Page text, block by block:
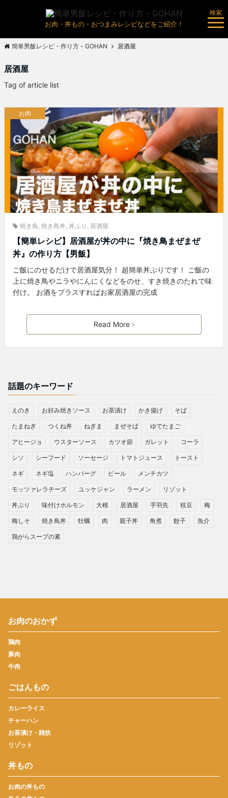
お肉・丼もの・おつまみレシピなどをご紹介！
検索
簡単男飯レシピ・作り方 - GOHAN 居酒屋
居酒屋
Tag of article list
お肉
焼き鳥, 焼き鳥丼, 丼ぶり , 居酒屋
【簡単レシピ】居酒屋が丼の中に『焼き鳥まぜまぜ
丼』の作り方【男飯】
ご飯にのせるだけで居酒屋気分！ 超簡単丼ぶりです！ ご飯の
上に焼き鳥やニラやにんにくなどをのせ、すき焼きのたれで味
付け。 お酒をプラスすればお家居酒屋の完成
Read More
話題のキーワード
えのき お好み焼きソース お茶漬け かき揚げ そば
たまねぎ つくね丼 ねぎま まぜそば ゆでたまご
アヒージョ ウスターソース カツオ節 ガレット コーラ
シソ シーフード ソーセージ トマトジュース トースト
ネギ ネギ塩 ハンバーグ ビール メンチカツ
モッツァレラチーズ ユッケジャン ラーメン リゾット
丼ぶり 味付けホルモン 大根 居酒屋 手羽先 枝豆 梅
梅しそ 焼き鳥丼 牡蠣 肉 親子丼 角煮 餃子 魚介
鶏がらスープの素
お肉のおかず
鶏肉
豚肉
牛肉
ごはんもの
カレーライス
チャーハン
お茶漬け・雑炊
リゾット
丼もの
お肉の丼もの